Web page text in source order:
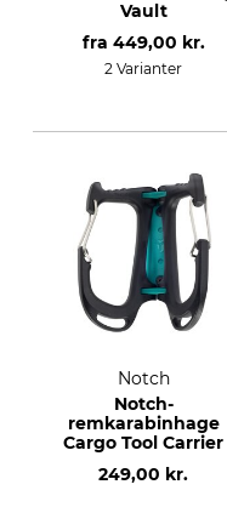
Vault
fra 449,00 kr.
2 Varianter
Notch
Notch-
remkarabinhage
Cargo Tool Carrier
249,00 kr.